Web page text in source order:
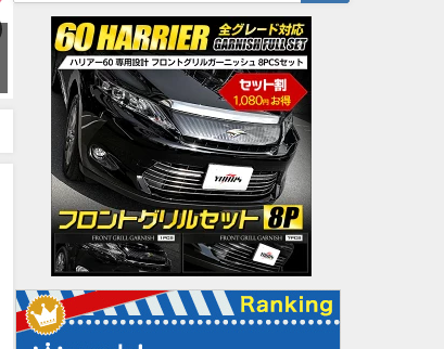
弱者男さんが乗ってそうな
『車』って何？？？？？？
2023-12-31
【悲報】日本さん、軽自動
かり売れる国になるｗｗｗ
2019-05-16